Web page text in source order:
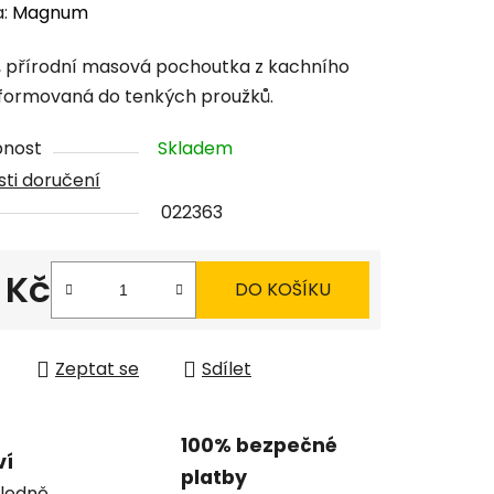
Magnum
přírodní masová pochoutka z kachního
do tenkých proužků.
Skladem
doručení
022363
cena:
DO KOŠÍKU
Zeptat se Sdílet
100% bezpečné
platby